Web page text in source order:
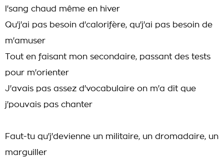
l'sang chaud même en hiver
Qu'j'ai pas besoin d'calorifère, qu'j'ai pas besoin de
m'amuser
Tout en faisant mon secondaire, passant des tests
pour m'orienter
J'avais pas assez d'vocabulaire on m'a dit que
j'pouvais pas chanter
Faut-tu qu'j'devienne un militaire, un dromadaire, un
marguiller